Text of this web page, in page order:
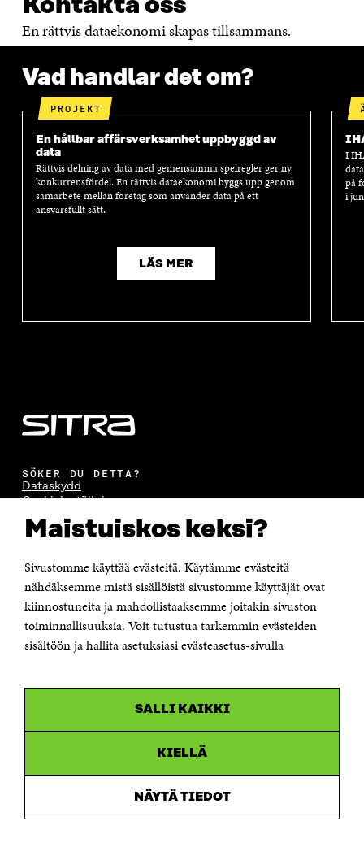
Maistuiskos keksi?
Sivustomme käyttää evästeitä. Käytämme evästeitä
nähdäksemme mistä sisällöistä sivustomme käyttäjät ovat
kiinnostuneita ja mahdollistaaksemme joitakin sivuston
toiminnallisuuksia. Voit tutustua tarkemmin evästeiden
sisältöön ja hallita asetuksiasi evästeasetus-sivulla
SALLI KAIKKI
KIELLÄ
NÄYTÄ TIEDOT
Kontakta oss
En rättvis dataekonomi skapas tillsammans.
Vad handlar det om?
PROJEKT
En hållbar affärsverksamhet uppbyggd av
data
Rättvis delning av data med gemensamma spelregler ger ny
konkurrensfördel. En rättvis dataekonomi byggs upp genom
samarbete mellan företag som använder data på ett
ansvarsfullt sätt.
LÄS MER
I
på
i
SÖKER DU DETTA?
Dataskydd
Cookieinställningar
Rapporteringskanal
Tillgänglighetsutredning
Sitra's digitala kommunikation och webbtjänster
KONTAKTA OSS
Jubileumsfonden för Finlands självständighet Sitra
Östersjögatan 11–13, PB 160,
00181 Helsingfors
Personalens e-postadresser har formen:
fornamn.efternamn@sitra.fi
Öppnas
nytt